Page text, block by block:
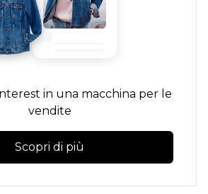
in una macchina per le
vendite
Scopri di più